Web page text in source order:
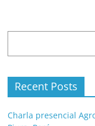
Recent Posts
Charla presencial